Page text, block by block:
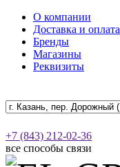
О компании
Доставка и оплата
Бренды
Магазины
Реквизиты
+7 (843) 212-02-36
все способы связи